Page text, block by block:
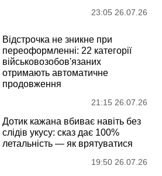
23:05 26.07.26
Відстрочка не зникне при
переоформленні: 22 категорії
військовозобов'язаних
отримають автоматичне
продовження
21:15 26.07.26
Дотик кажана вбиває навіть без
слідів укусу: сказ дає 100%
летальність — як врятуватися
19:50 26.07.26